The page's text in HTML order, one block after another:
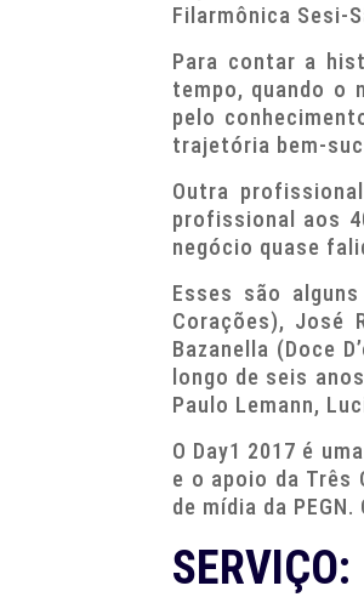
Filarmônica Sesi-
Para contar a
tempo, quando o
pelo
trajetória bem-
Outra
profissional aos
negócio quase
Esses são
Corações), José
Bazanella (Doce
longo de seis
Paulo Lemann,
O Day1 2017 é
e o apoio da Três
de mídia da
SERVIÇO: